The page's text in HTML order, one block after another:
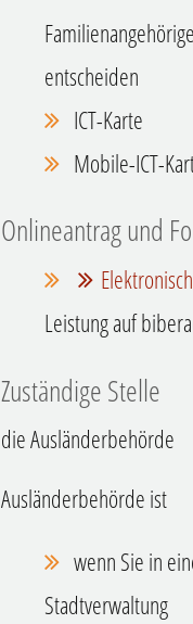
entscheiden
ICT-Karte
Mobile-ICT-
Onlineantrag und
Leistung auf
Zuständige Stelle
die Ausländerbehörde
Ausländerbehörde ist
wenn Sie in
Stadtverwaltung